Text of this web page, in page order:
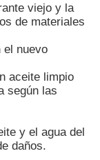
viejo y la
de materiales
el nuevo
aceite limpio
según las
y el agua del
daños.